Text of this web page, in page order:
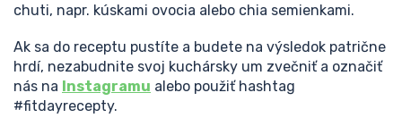
chuti, napr. kúskami ovocia alebo chia semienkami.
Ak sa do receptu pustíte a budete na výsledok patrične
hrdí, nezabudnite svoj kuchársky um zvečniť a označiť
nás na Instagramu alebo použiť hashtag
#fitdayrecepty.